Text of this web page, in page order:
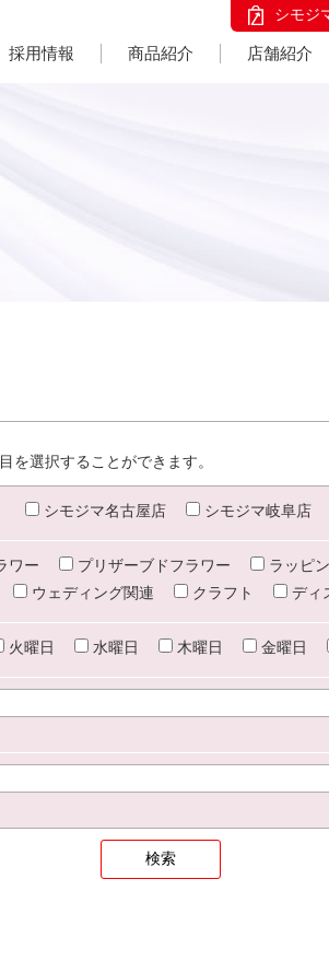
シモジ
採用情報 商品紹介 店舗紹介
を選択することができます。
シモジマ名古屋店 シモジマ岐阜店
ワー プリザーブドフラワー ラッピ
ウェディング関連 クラフト ディ
火曜日 水曜日 木曜日 金曜日